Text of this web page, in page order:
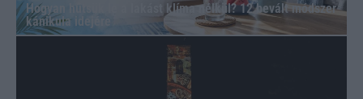
Hogyan hűtsük le a lakást klíma nélkül? 12 bevált módszer
kánikula idejére